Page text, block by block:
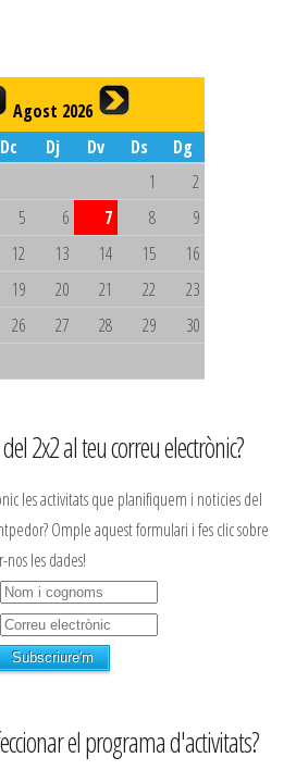
Agost 2026
Dc Dj Dv Ds
Dg
1
2
5 6 7 8
9
12 13 14 15
16
19 20 21 22
23
26 27 28 29
30
2x2 al teu correu electrònic?
les activitats que planifiquem i noticies del
Omple aquest formulari i fes clic sobre
les dades!
el programa d'activitats?